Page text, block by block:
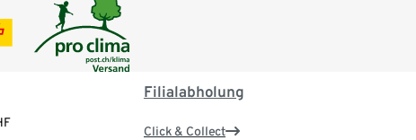
Filialabholung
Click & Collect